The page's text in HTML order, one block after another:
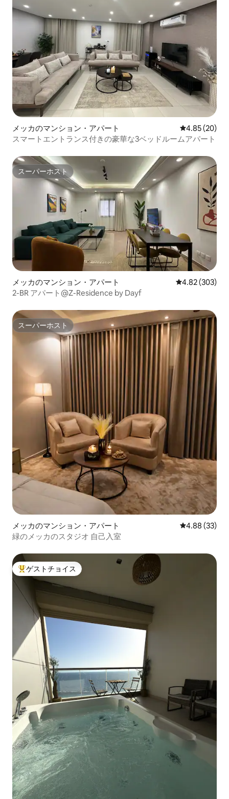
メッカのマンション・アパート レビュー20
4.85 (20)
スマートエントランス付きの豪華な3ベッドルームアパート
スーパーホスト
スーパーホスト
メッカのマンション・アパート レビュー303
4.82 (303)
2-BR アパート@Z-Residence by Dayf
スーパーホスト
スーパーホスト
メッカのマンション・アパート レビュー33
4.88 (33)
緑のメッカのスタジオ 自己入室
大好評のゲストチョイスです。
ゲストチョイス